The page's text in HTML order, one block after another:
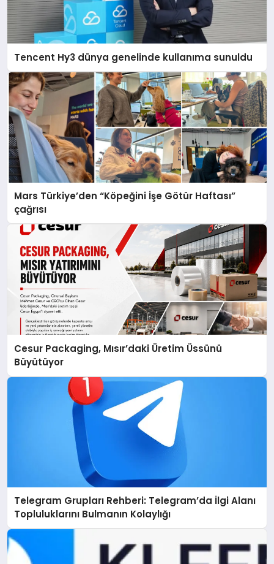
Tencent Hy3 dünya genelinde kullanıma sunuldu
Mars Türkiye’den “Köpeğini İşe Götür Haftası”
çağrısı
Cesur Packaging, Mısır’daki Üretim Üssünü
Büyütüyor
Telegram Grupları Rehberi: Telegram’da İlgi Alanı
Topluluklarını Bulmanın Kolaylığı